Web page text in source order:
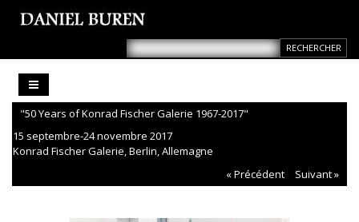
"50 Years of Konrad Fischer Galerie 1967-2017"
15 septembre-24 novembre 2017
Konrad Fischer Galerie, Berlin, Allemagne
« Précédent
Suivant »